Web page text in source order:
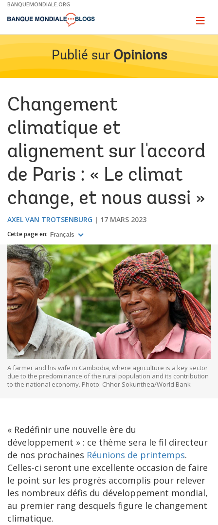
Skip
Main
BANQUEMONDIALE.ORG
Page
Publié sur Opinions
Changement
climatique et
alignement sur l'accord
de Paris : « Le climat
change, et nous aussi »
AXEL VAN TROTSENBURG 17 MARS 2023
Cette page en: Français
A farmer and his wife in Cambodia, where agriculture is a key sector
due to the predominance of the rural population and its contribution
to the national economy. Photo: Chhor Sokunthea/World Bank
« Redéfinir une nouvelle ère du
développement » : ce thème sera le fil directeur
de nos prochaines Réunions de printemps.
Celles-ci seront une excellente occasion de faire
le point sur les progrès accomplis pour relever
les nombreux défis du développement mondial,
au premier rang desquels figure le changement
climatique.